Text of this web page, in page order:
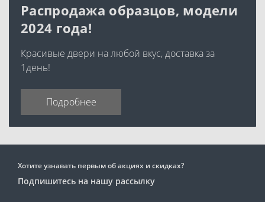
Распродажа образцов, модели
2024 года!
Красивые двери на любой вкус, доставка за
1день!
Подробнее
Хотите узнавать первым об акциях и скидках?
Подпишитесь на нашу рассылку